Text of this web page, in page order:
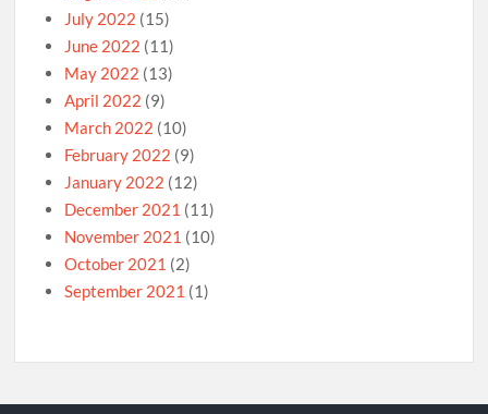
July 2022 (15)
June 2022 (11)
May 2022 (13)
April 2022 (9)
March 2022 (10)
February 2022 (9)
January 2022 (12)
December 2021 (11)
November 2021 (10)
October 2021 (2)
September 2021 (1)